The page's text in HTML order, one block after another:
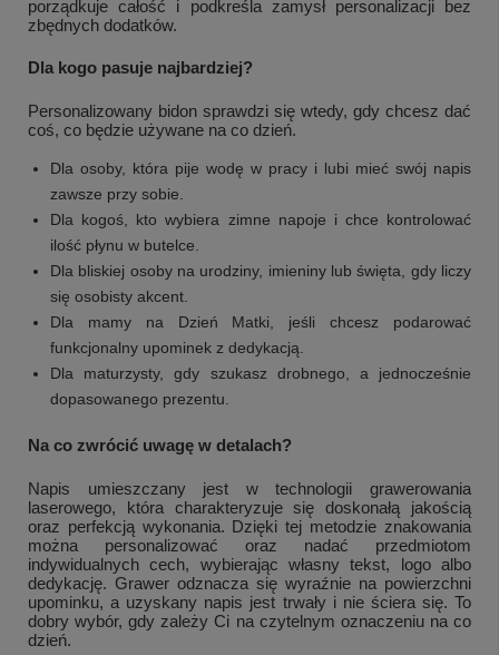
porządkuje całość i podkreśla zamysł personalizacji bez
zbędnych dodatków.
Dla kogo pasuje najbardziej?
Personalizowany bidon sprawdzi się wtedy, gdy chcesz dać
coś, co będzie używane na co dzień.
Dla osoby, która pije wodę w pracy i lubi mieć swój napis
zawsze przy sobie.
Dla kogoś, kto wybiera zimne napoje i chce kontrolować
ilość płynu w butelce.
Dla bliskiej osoby na urodziny, imieniny lub święta, gdy liczy
się osobisty akcent.
Dla mamy na Dzień Matki, jeśli chcesz podarować
funkcjonalny upominek z dedykacją.
Dla maturzysty, gdy szukasz drobnego, a jednocześnie
dopasowanego prezentu.
Na co zwrócić uwagę w detalach?
Napis umieszczany jest w technologii grawerowania
laserowego, która charakteryzuje się doskonałą jakością
oraz perfekcją wykonania. Dzięki tej metodzie znakowania
można personalizować oraz nadać przedmiotom
indywidualnych cech, wybierając własny tekst, logo albo
dedykację. Grawer odznacza się wyraźnie na powierzchni
upominku, a uzyskany napis jest trwały i nie ściera się. To
dobry wybór, gdy zależy Ci na czytelnym oznaczeniu na co
dzień.